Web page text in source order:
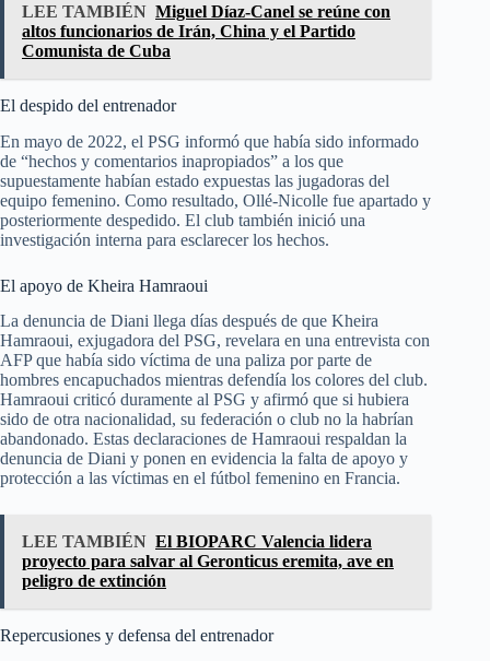
LEE TAMBIÉN Miguel Díaz-Canel se reúne con
altos funcionarios de Irán, China y el Partido
Comunista de Cuba
El despido del entrenador
En mayo de 2022, el PSG informó que había sido informado
de “hechos y comentarios inapropiados” a los que
supuestamente habían estado expuestas las jugadoras del
equipo femenino. Como resultado, Ollé-Nicolle fue apartado y
posteriormente despedido. El club también inició una
investigación interna para esclarecer los hechos.
El apoyo de Kheira Hamraoui
La denuncia de Diani llega días después de que Kheira
Hamraoui, exjugadora del PSG, revelara en una entrevista con
AFP que había sido víctima de una paliza por parte de
hombres encapuchados mientras defendía los colores del club.
Hamraoui criticó duramente al PSG y afirmó que si hubiera
sido de otra nacionalidad, su federación o club no la habrían
abandonado. Estas declaraciones de Hamraoui respaldan la
denuncia de Diani y ponen en evidencia la falta de apoyo y
protección a las víctimas en el fútbol femenino en Francia.
LEE TAMBIÉN El BIOPARC Valencia lidera
proyecto para salvar al Geronticus eremita, ave en
peligro de extinción
Repercusiones y defensa del entrenador